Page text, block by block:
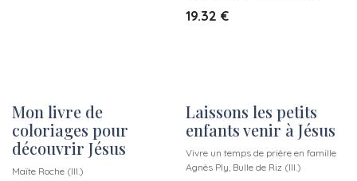
19.32 €
Mon livre de
coloriages pour
découvrir Jésus
Maïte Roche (Ill.)
Laissons les petits
enfants venir à Jésus
Vivre un temps de prière en famille
Agnès Ply, Bulle de Riz (Ill.)